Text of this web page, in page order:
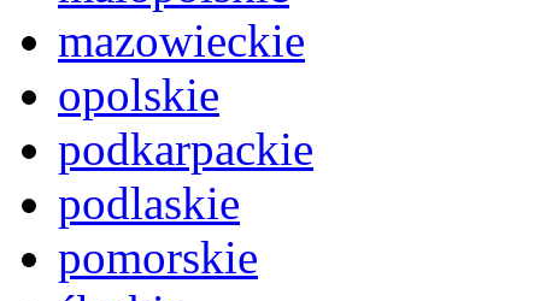
mazowieckie
opolskie
podkarpackie
podlaskie
pomorskie